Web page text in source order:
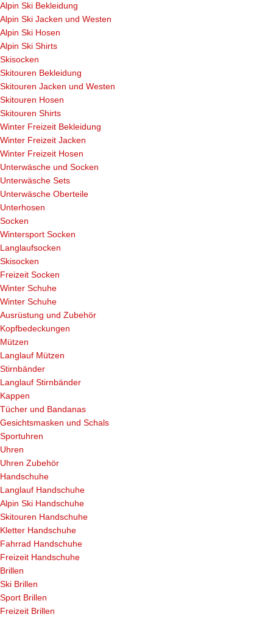
Alpin Ski Bekleidung
Alpin Ski Jacken und Westen
Alpin Ski Hosen
Alpin Ski Shirts
Skisocken
Skitouren Bekleidung
Skitouren Jacken und Westen
Skitouren Hosen
Skitouren Shirts
Winter Freizeit Bekleidung
Winter Freizeit Jacken
Winter Freizeit Hosen
Unterwäsche und Socken
Unterwäsche Sets
Unterwäsche Oberteile
Unterhosen
Socken
Wintersport Socken
Langlaufsocken
Skisocken
Freizeit Socken
Winter Schuhe
Winter Schuhe
Ausrüstung und Zubehör
Kopfbedeckungen
Mützen
Langlauf Mützen
Stirnbänder
Langlauf Stirnbänder
Kappen
Tücher und Bandanas
Gesichtsmasken und Schals
Sportuhren
Uhren
Uhren Zubehör
Handschuhe
Langlauf Handschuhe
Alpin Ski Handschuhe
Skitouren Handschuhe
Kletter Handschuhe
Fahrrad Handschuhe
Freizeit Handschuhe
Brillen
Ski Brillen
Sport Brillen
Freizeit Brillen